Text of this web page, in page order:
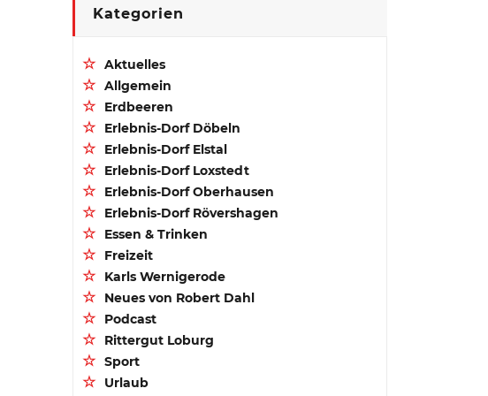
Kategorien
Aktuelles
Allgemein
Erdbeeren
Erlebnis-Dorf Döbeln
Erlebnis-Dorf Elstal
Erlebnis-Dorf Loxstedt
Erlebnis-Dorf Oberhausen
Erlebnis-Dorf Rövershagen
Essen & Trinken
Freizeit
Karls Wernigerode
Neues von Robert Dahl
Podcast
Rittergut Loburg
Sport
Urlaub